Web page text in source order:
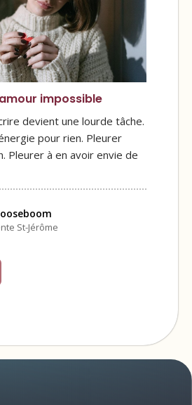
impossible
devient une lourde tâche.
pour rien. Pleurer
Pleurer à en avoir envie de
St-Jérôme